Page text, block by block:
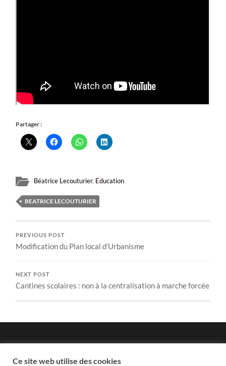
Partager :
Béatrice Lecouturier, Education
BEATRICE LECOUTURIER
PREVIOUS POST
Modification du Plan local d’Urbanisme
NEXT POST
Cantines scolaires : non à la centralisation à marche forcée
Ce site web utilise des cookies